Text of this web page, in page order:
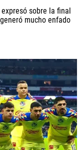
sobre la final
mucho enfado